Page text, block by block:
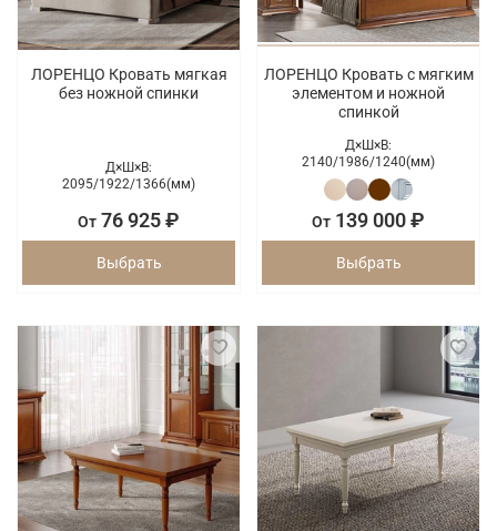
ЛОРЕНЦО Кровать мягкая
без ножной спинки
Д×Ш×В:
2095/1922/1366(мм)
От 76 925 ₽
Выбрать
ЛОРЕНЦО Кровать с мягким
элементом и ножной
спинкой
Д×Ш×В:
2140/1986/1240(мм)
От 139 000 ₽
Выбрать